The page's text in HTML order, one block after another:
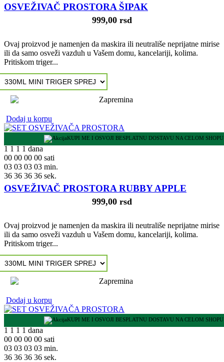
OSVEŽIVAČ PROSTORA ŠIPAK
999,00 rsd
Ovaj proizvod je namenjen da maskira ili neutrališe neprijatne mirise
ili da samo osveži vazduh u Vašem domu, kancelariji, kolima.
Pritiskom triger...
Dodaj u korpu
KUPI ME I OSVOJI BESPLATNU DOSTAVU NA CELOM SHOPU
1 1 1 1 dana
00 00 00 00 sati
03 03 03 03 min.
35 35 35 35 sek.
OSVEŽIVAČ PROSTORA RUBBY APPLE
999,00 rsd
Ovaj proizvod je namenjen da maskira ili neutrališe neprijatne mirise
ili da samo osveži vazduh u Vašem domu, kancelariji, kolima.
Pritiskom triger...
Dodaj u korpu
KUPI ME I OSVOJI BESPLATNU DOSTAVU NA CELOM SHOPU
1 1 1 1 dana
00 00 00 00 sati
03 03 03 03 min.
35 35 35 35 sek.